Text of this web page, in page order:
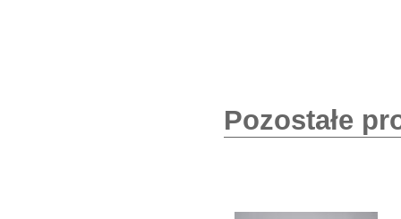
Pozostałe